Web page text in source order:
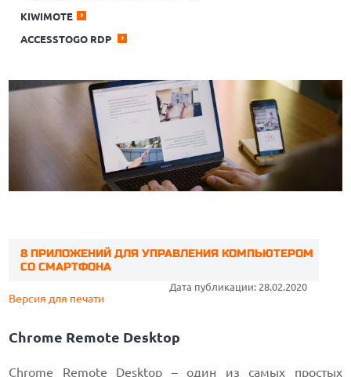
KIWIMOTE
ACCESSTOGO RDP
8 ПРИЛОЖЕНИЙ ДЛЯ УПРАВЛЕНИЯ КОМПЬЮТЕРОМ
СО СМАРТФОНА
Дата публикации: 28.02.2020
Версия для печати
Chrome Remote Desktop
Chrome Remote Desktop – один из самых простых